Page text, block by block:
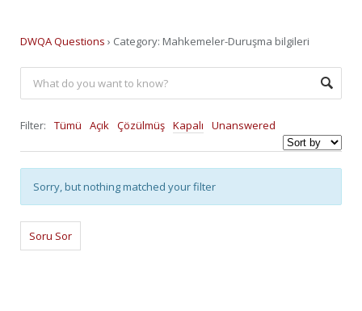
DWQA Questions › Category: Mahkemeler-Duruşma bilgileri
Filter: Tümü Açık Çözülmüş Kapalı Unanswered
Sorry, but nothing matched your filter
Soru Sor